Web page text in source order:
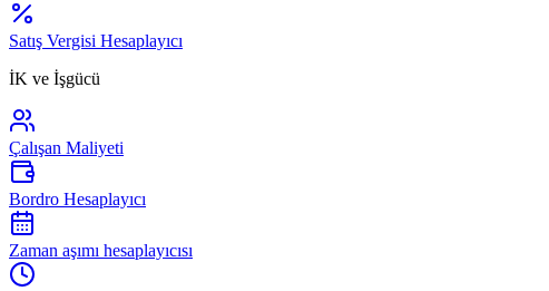
Satış Vergisi Hesaplayıcı
İK ve İşgücü
Çalışan Maliyeti
Bordro Hesaplayıcı
Zaman aşımı hesaplayıcısı